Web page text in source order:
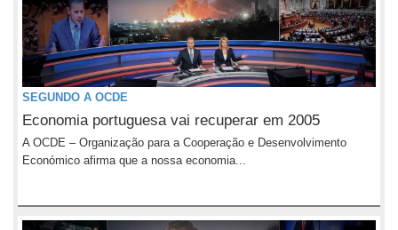
SEGUNDO A OCDE
Economia portuguesa vai recuperar em 2005
A OCDE – Organização para a Cooperação e Desenvolvimento
Económico afirma que a nossa economia...